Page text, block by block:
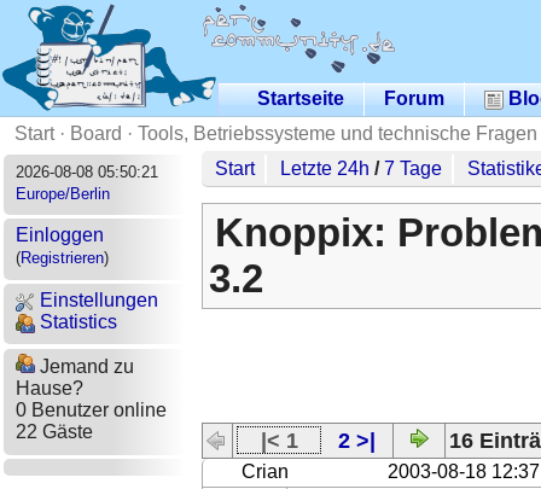
Startseite Forum
Start· Board · Tools, Betriebssysteme und technische Fragen
2026-08-08 05:50:21
Europe/Berlin
Einloggen
(Registrieren)
Einstellungen
Statistics
Jemand zu
Hause?
0 Benutzer online
22 Gäste
Start Letzte 24h /7 Tage
Knoppix:
3.2
|< 1 2 >| 16
Crian 2003-08-18 12:37